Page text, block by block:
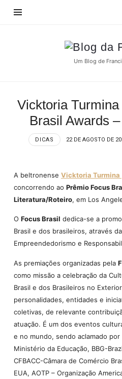
Blog
daUm Blog de
Vicktoria
Brasil Awards
DICAS 22 DE AGOSTO DE
A beltronense Vicktoria Turmina
concorrendo ao Prêmio Focus
Literatura/Roteiro, em Los
O Focus Brasil dedica-se a
Brasil e dos brasileiros, através
Empreendedorismo e
As premiações organizadas pela
como missão a celebração da
Brasil e dos Brasileiros no
personalidades, entidades e
coletivas, de relevante
atuação. É um dos eventos
e no mundo, sendo aclamado
Ministério da Educação, BBG-
CFBACC-Câmara de Comércio
EUA, AOTP – Organização